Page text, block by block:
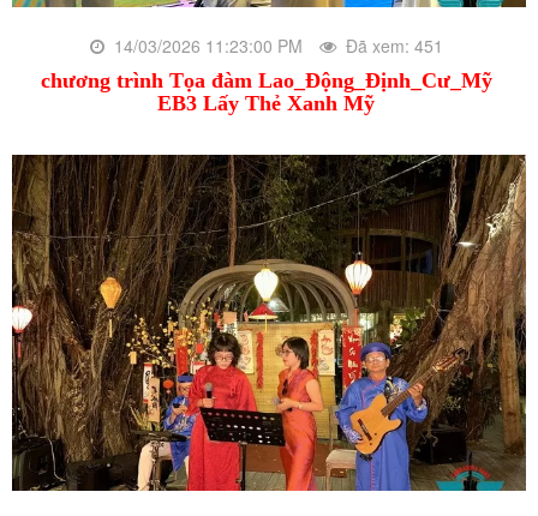
14/03/2026 11:23:00 PM Đã xem: 451
chương trình Tọa đàm Lao_Động_Định_Cư_Mỹ
EB3 Lấy Thẻ Xanh Mỹ